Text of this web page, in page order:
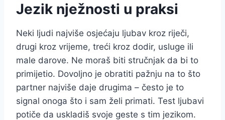
Jezik nježnosti u praksi
Neki ljudi najviše osjećaju ljubav kroz riječi,
drugi kroz vrijeme, treći kroz dodir, usluge ili
male darove. Ne moraš biti stručnjak da bi to
primijetio. Dovoljno je obratiti pažnju na to što
partner najviše daje drugima – često je to
signal onoga što i sam želi primati. Test ljubavi
potiče da uskladiš svoje geste s tim jezikom.